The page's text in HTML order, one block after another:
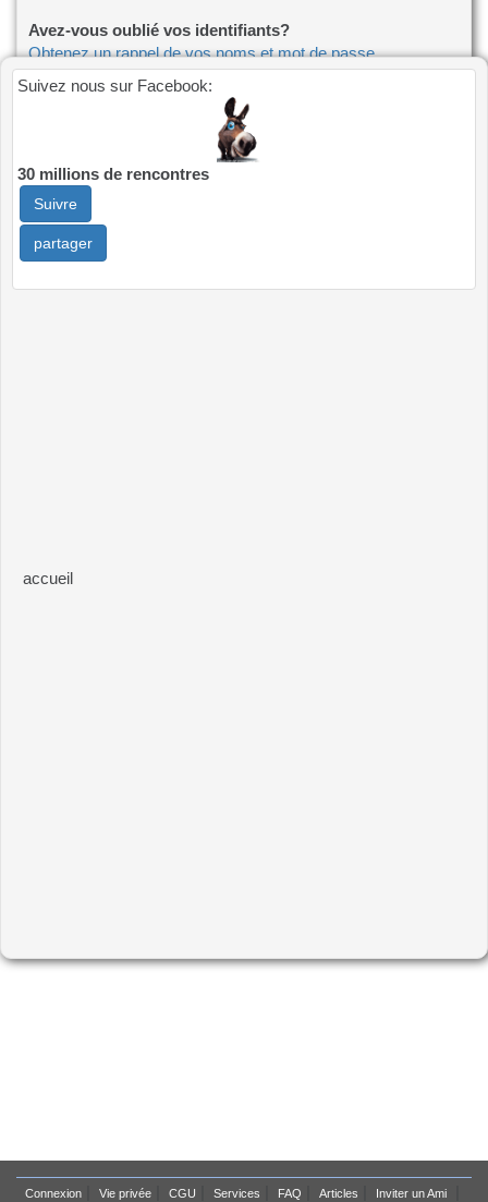
Avez-vous oublié vos identifiants?
Obtenez un rappel de vos noms et mot de passe
Perdu l'e-mail de confirmation?
Envoyer de nouveau, l'e-mail de confirmation
Suivez nous sur Facebook:
30 millions de rencontres
Suivre
partager
accueil
Connexion| Vie privée| CGU Services FAQ Articles Inviter un Ami|